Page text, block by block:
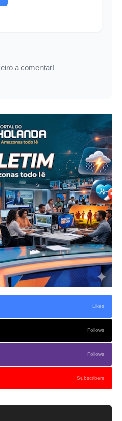
a comentar!
Likes
Follows
Follows
Subscribers